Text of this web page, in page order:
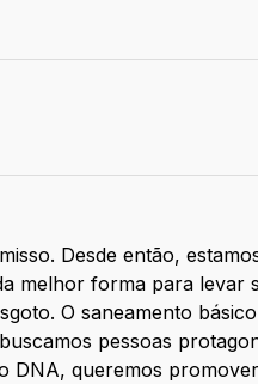
Desde então,
melhor forma para levar
O saneamento
pessoas
DNA, queremos